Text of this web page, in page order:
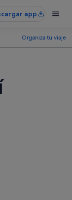
app
Organiza tu viaje